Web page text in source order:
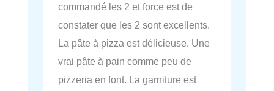
commandé les 2 et force est de
constater que les 2 sont excellents.
La pâte à pizza est délicieuse. Une
vrai pâte à pain comme peu de
pizzeria en font. La garniture est